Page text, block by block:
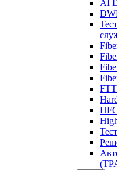
AI